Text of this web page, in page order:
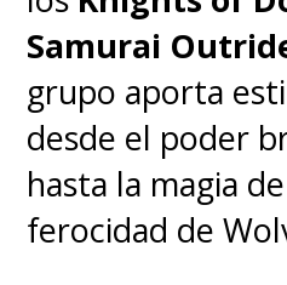
Storm / La
La actriz
estrellato como
Margarita en las
Samurai
grupo aporta
desde el poder
hasta la magia
ferocidad de